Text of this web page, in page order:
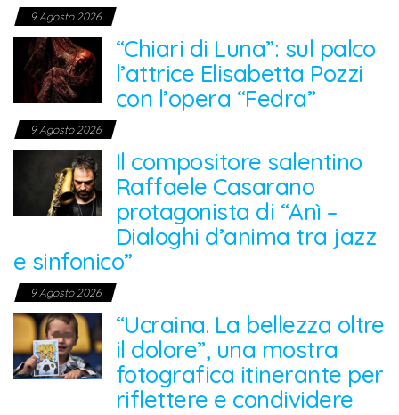
9 Agosto 2026
“Chiari di Luna”: sul palco
l’attrice Elisabetta Pozzi
con l’opera “Fedra”
9 Agosto 2026
Il compositore salentino
Raffaele Casarano
protagonista di “Anì –
Dialoghi d’anima tra jazz
e sinfonico”
9 Agosto 2026
“Ucraina. La bellezza oltre
il dolore”, una mostra
fotografica itinerante per
riflettere e condividere